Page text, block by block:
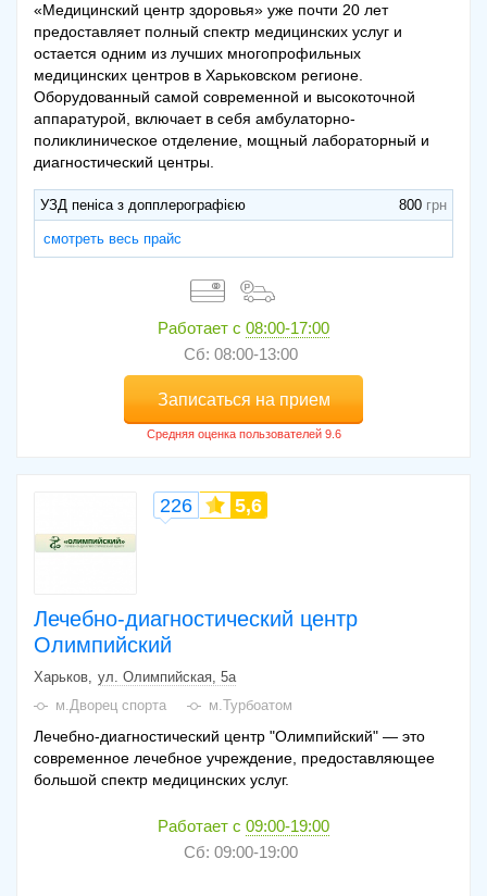
«Медицинский центр здоровья» уже почти 20 лет
предоставляет полный спектр медицинских услуг и
остается одним из лучших многопрофильных
медицинских центров в Харьковском регионе.
Оборудованный самой современной и высокоточной
аппаратурой, включает в себя амбулаторно-
поликлиническое отделение, мощный лабораторный и
диагностический центры.
УЗД пенiса з допплерографiєю 800
смотреть весь прайс
Работает с 08:00-17:00
Сб: 08:00-13:00
Записаться на прием
Лечебно-диагностический центр
Олимпийский
226 5,6
Харьков ул. Олимпийская, 5а
м.Дворец спорта
м.Турбоатом
Лечебно-диагностический центр "Олимпийский" — это
современное лечебное учреждение, предоставляющее
большой спектр медицинских услуг.
Работает с 09:00-19:00
Сб: 09:00-19:00